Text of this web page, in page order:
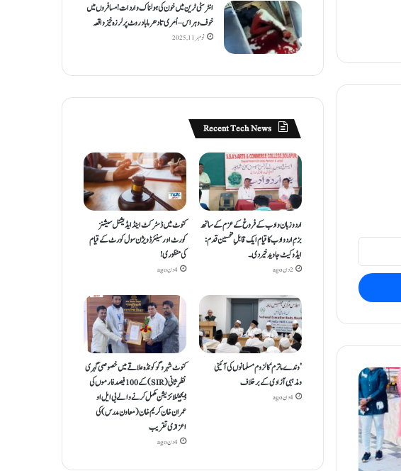
انٹر سٹی ٹرین میں خون کی ہولناک واردات! مسافروں میں
خوف و ہراس – اُمری تا دھرما باد روٹ پر لرزہ خیز واقعہ
نومبر 11, 2025
Recent Tech News
اردو زبان و ادب کے فروغ کے عزم کے ساتھ
بزمِ اردو ادب کا قیام ایک قابلِ تحسین قدم :
ایڈوکیٹ جاوید خیردی۔
2 دن ago
کنوٹ میں ڈسٹرکٹ اینڈ ایڈیشنل سیشنز
کورٹ اور سینئر ڈویژن سول کورٹ کے قیام
کی منظوری!
4 دن ago
’وندے ماترم‘ کا لزوم مسلمانوں کی آئینی
ومذہبی آزادی کے برخلاف
4 دن ago
کنوٹ شہر و گوکونڈہ علاقے میں خصوصی گہری
نظرِ ثانی (SIR) کے 100 فیصد فارموں کی
ڈیجیٹلائزیشن مکمل کرنے والے بی ایل او
عمران خان کریم خان (معاون مدرس) کی
اعزازی تقریب
4 دن ago